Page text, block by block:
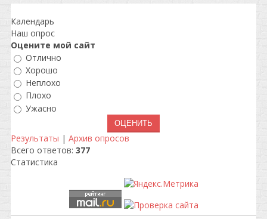
Календарь
Наш опрос
Оцените мой сайт
Отлично
Хорошо
Неплохо
Плохо
Ужасно
Результаты | Архив опросов
Всего ответов: 377
Статистика